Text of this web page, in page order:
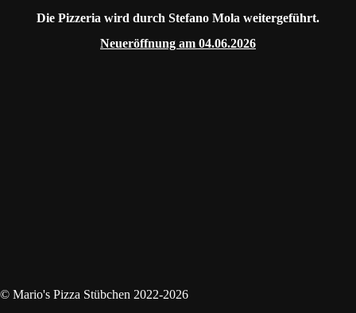
Die Pizzeria wird durch Stefano Mola weitergeführt.
Neueröffnung am 04.06.2026
© Mario's Pizza Stübchen 2022-2026